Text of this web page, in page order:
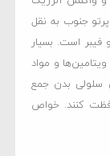
جنوب به نقل
فیبر است. بسیار
و مواد
سلولی بدن جمع
کنند. خواص